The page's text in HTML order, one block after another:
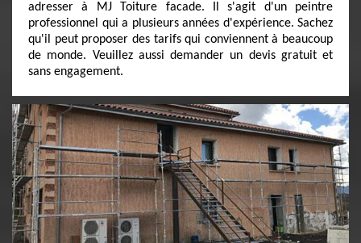
adresser à MJ Toiture facade. Il s'agit d'un peintre
professionnel qui a plusieurs années d'expérience. Sachez
qu'il peut proposer des tarifs qui conviennent à beaucoup
de monde. Veuillez aussi demander un devis gratuit et
sans engagement.